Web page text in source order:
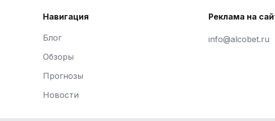
Навигация
Блог
Обзоры
Прогнозы
Новости
Реклама на
info@alcobet.ru